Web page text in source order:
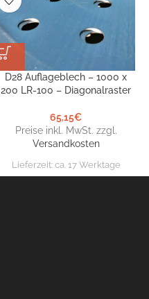
D28 Auflageblech – 1000 x
200 LR-100 – Diagonalraster
65,15€
Preise inkl. MwSt. zzgl.
Versandkosten
Lieferzeit: ca. 17 Werktage